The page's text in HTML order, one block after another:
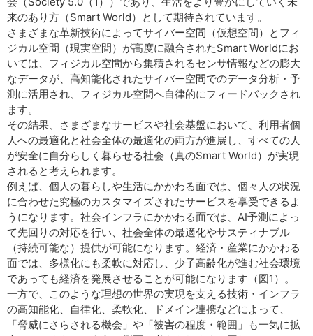
来のあり方（Smart World）として期待されています。
さまざまな革新技術によってサイバー空間（仮想空間）とフィ
ジカル空間（現実空間）が高度に融合されたSmart Worldにお
いては、フィジカル空間から集積されるセンサ情報などの膨大
なデータが、高知能化されたサイバー空間でのデータ分析・予
測に活用され、フィジカル空間へ自律的にフィードバックされ
ます。
その結果、さまざまなサービスや社会基盤において、利用者個
人への最適化と社会全体の最適化の両方が進展し、すべての人
が安全に自分らしく暮らせる社会（真のSmart World）が実現
されると考えられます。
例えば、個人の暮らしや生活にかかわる面では、個々人の状況
に合わせた究極のカスタマイズされたサービスを享受できるよ
うになります。社会インフラにかかわる面では、AI予測によっ
て先回りの対応を行い、社会全体の最適化やサスティナブル
（持続可能な）提供が可能になります。経済・産業にかかわる
面では、多様化にも柔軟に対応し、少子高齢化が進む社会環境
であっても経済を発展させることが可能になります（図1）。
一方で、このような理想の世界の実現を支える技術・インフラ
の高知能化、自律化、柔軟化、ドメイン連携などによって、
「脅威にさらされる機会」や「被害の程度・範囲」も一気に拡